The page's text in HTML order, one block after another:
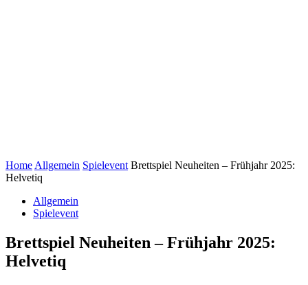
Home Allgemein Spielevent Brettspiel Neuheiten – Frühjahr 2025:
Helvetiq
Allgemein
Spielevent
Brettspiel Neuheiten – Frühjahr 2025:
Helvetiq